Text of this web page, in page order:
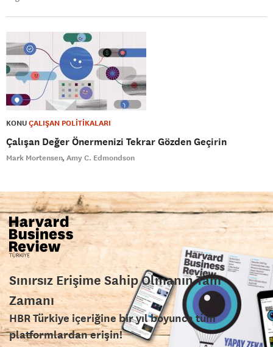
KONUÇALIŞAN POLİTİKALARI
Çalışan Değer Önermenizi Tekrar Gözden Geçirin
Mark Mortensen Amy C. Edmondson
Sınırsız Erişime Sahip Olmanın Tam
Zamanı
HBR Türkiye içeriğine bir yıl boyunca tüm
platformlardan erişin!